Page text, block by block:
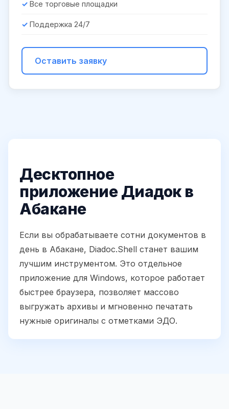
Все торговые площадки
Поддержка 24/7
Оставить заявку
Десктопное
приложение Диадок в
Абакане
Если вы обрабатываете сотни документов в
день в Абакане, Diadoc.Shell станет вашим
лучшим инструментом. Это отдельное
приложение для Windows, которое работает
быстрее браузера, позволяет массово
выгружать архивы и мгновенно печатать
нужные оригиналы с отметками ЭДО.